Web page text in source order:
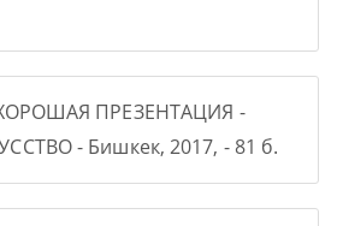
ПРЕЗЕНТАЦИЯ -
- Бишкек, 2017, - 81 б.